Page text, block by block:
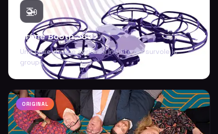
🚁
Drone Booth 360°
Une prise de vue aérienne inédite qui survole le
groupe.
ORIGINAL